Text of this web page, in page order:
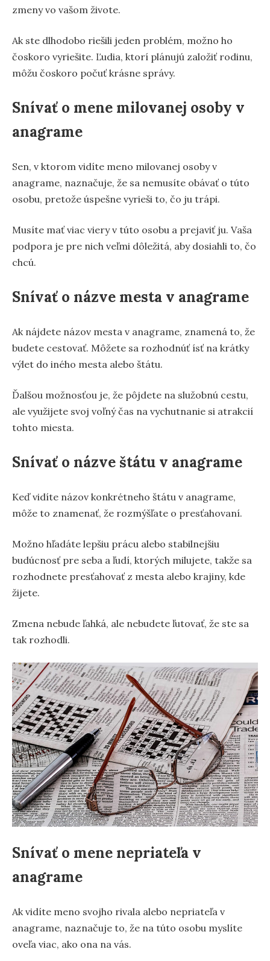
zmeny vo vašom živote.
Ak ste dlhodobo riešili jeden problém, možno ho
čoskoro vyriešite. Ľudia, ktorí plánujú založiť rodinu,
môžu čoskoro počuť krásne správy.
Snívať o mene milovanej osoby v
anagrame
Sen, v ktorom vidíte meno milovanej osoby v
anagrame, naznačuje, že sa nemusíte obávať o túto
osobu, pretože úspešne vyrieši to, čo ju trápi.
Musíte mať viac viery v túto osobu a prejaviť ju. Vaša
podpora je pre nich veľmi dôležitá, aby dosiahli to, čo
chcú.
Snívať o názve mesta v anagrame
Ak nájdete názov mesta v anagrame, znamená to, že
budete cestovať. Môžete sa rozhodnúť ísť na krátky
výlet do iného mesta alebo štátu.
Ďalšou možnosťou je, že pôjdete na služobnú cestu,
ale využijete svoj voľný čas na vychutnanie si atrakcií
tohto miesta.
Snívať o názve štátu v anagrame
Keď vidíte názov konkrétneho štátu v anagrame,
môže to znamenať, že rozmýšľate o presťahovaní.
Možno hľadáte lepšiu prácu alebo stabilnejšiu
budúcnosť pre seba a ľudí, ktorých milujete, takže sa
rozhodnete presťahovať z mesta alebo krajiny, kde
žijete.
Zmena nebude ľahká, ale nebudete ľutovať, že ste sa
tak rozhodli.
Snívať o mene nepriateľa v
anagrame
Ak vidíte meno svojho rivala alebo nepriateľa v
anagrame, naznačuje to, že na túto osobu myslíte
oveľa viac, ako ona na vás.